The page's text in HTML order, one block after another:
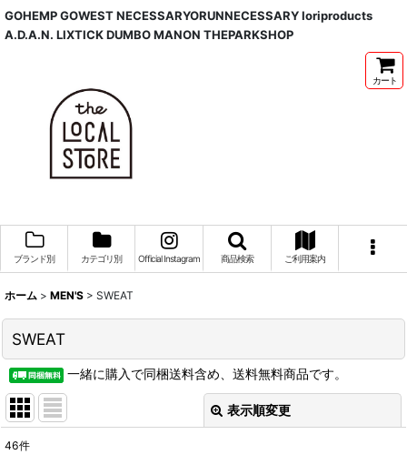
GOHEMP GOWEST NECESSARYORUNNECESSARY Ioriproducts
A.D.A.N. LIXTICK DUMBO MANON THEPARKSHOP
カート
ブランド別 カテゴリ別 Official Instagram 商品検索 ご利用案内
ホーム > MEN'S > SWEAT
SWEAT
一緒に購入で同梱送料含め、送料無料商品です。
表示順変更
46件